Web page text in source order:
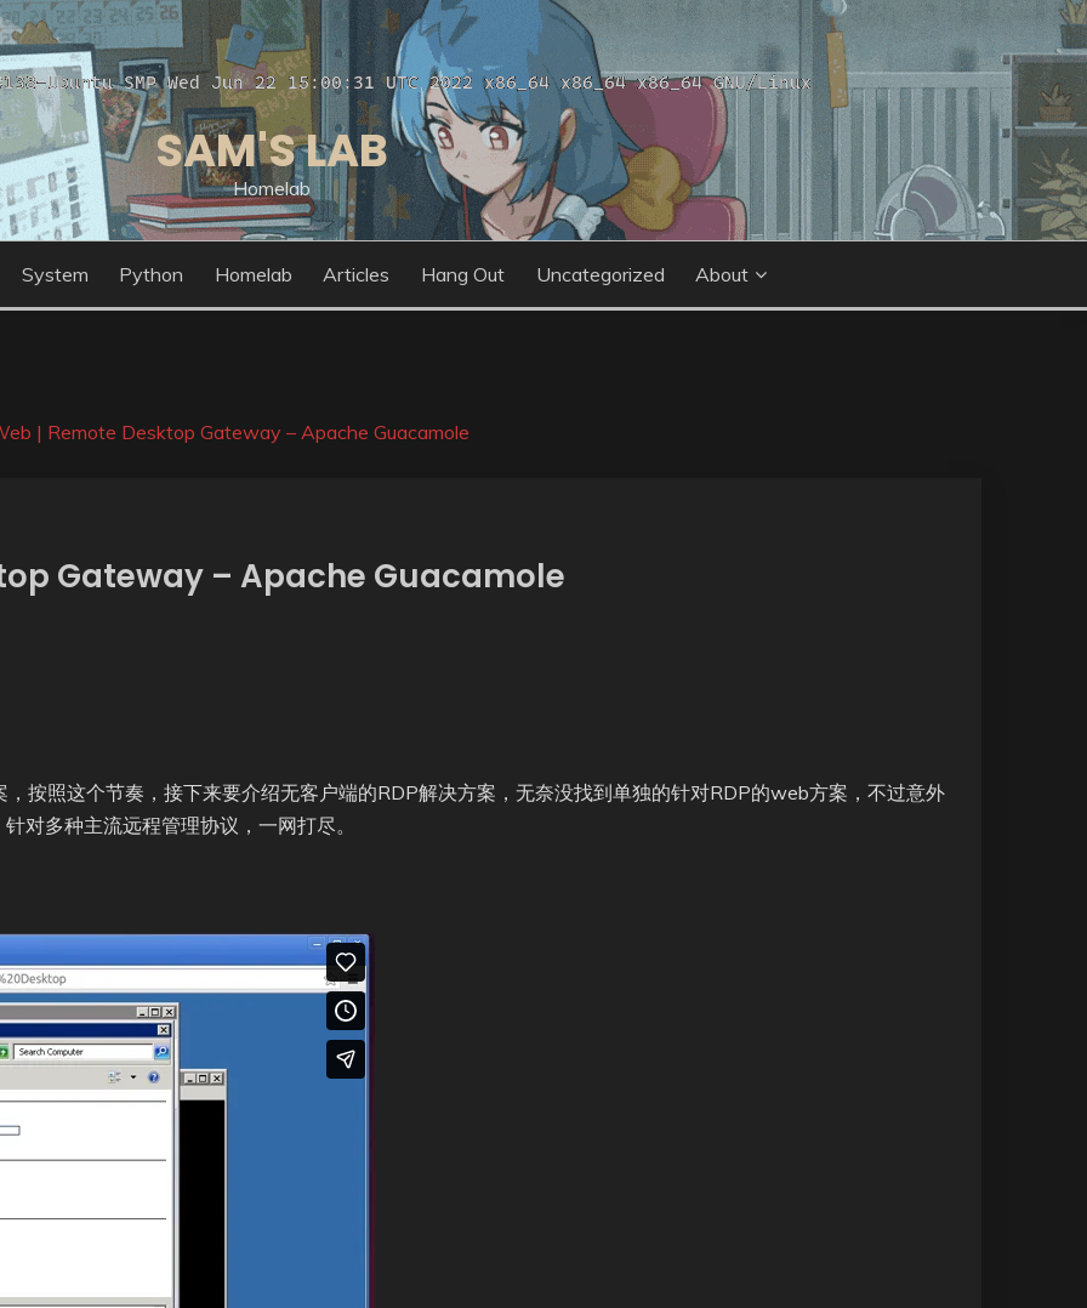
SAM'S LAB
Homelab
System Python Homelab Articles Hang Out Uncategorized About
| Remote Desktop Gateway – Apache Guacamole
Gateway – Apache Guacamole
按照这个节奏，接下来要介绍无客户端的RDP解决方案，无奈没找到单独的针对RDP的web方案，不过意外
对多种主流远程管理协议，一网打尽。